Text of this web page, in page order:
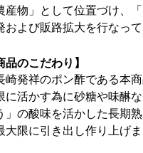
産物」として位置づけ、
および販路拡大を行なって
品のこだわり】
崎発祥のポン酢である本
に活かす為に砂糖や味醂
」の酸味を活かした長期
大限に引き出し作り上げま